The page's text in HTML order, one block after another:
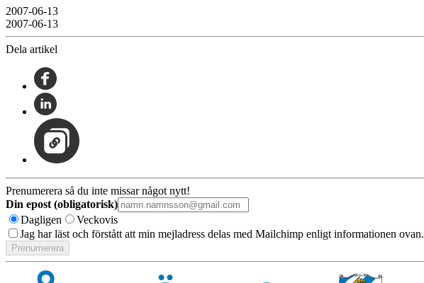
2007-06-13
2007-06-13
Dela artikel
Prenumerera så du inte missar något nytt!
Din epost (obligatorisk)
Dagligen
Veckovis
Jag har läst och förstått att min mejladress delas med Mailchimp enligt informationen ovan.